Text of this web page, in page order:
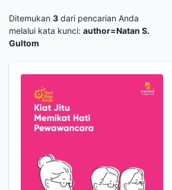
Ditemukan 3 dari pencarian Anda
melalui kata kunci: author=Natan S.
Gultom